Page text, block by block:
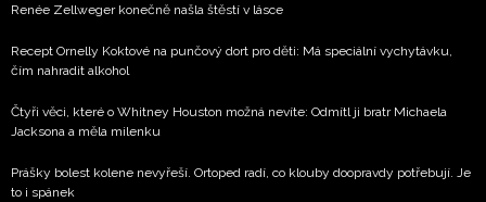
Renée Zellweger konečně našla štěstí v lásce
Recept Ornelly Koktové na punčový dort pro děti: Má speciální vychytávku,
čím nahradit alkohol
Čtyři věci, které o Whitney Houston možná nevíte: Odmítl ji bratr Michaela
Jacksona a měla milenku
Prášky bolest kolene nevyřeší. Ortoped radí, co klouby doopravdy potřebují. Je
to i spánek